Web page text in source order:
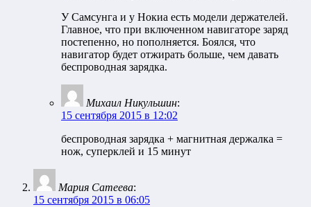
У Самсунга и у Нокиа есть модели держателей.
Главное, что при включенном навигаторе заряд
постепенно, но пополняется. Боялся, что
навигатор будет отжирать больше, чем давать
беспроводная зарядка.
Михаил Никульшин:
15 сентября 2015 в 12:02
беспроводная зарядка + магнитная держалка =
нож, суперклей и 15 минут
Мария Сатеева:
15 сентября 2015 в 06:05